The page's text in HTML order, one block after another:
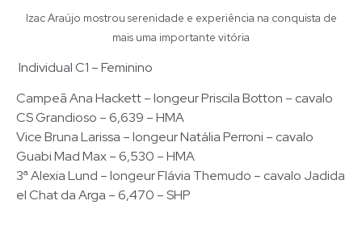
Izac Araújo mostrou serenidade e experiência na conquista de
mais uma importante vitória
Individual C1 – Feminino
Campeã Ana Hackett – longeur Priscila Botton – cavalo
CS Grandioso – 6,639 – HMA
Vice Bruna Larissa – longeur Natália Perroni – cavalo
Guabi Mad Max – 6,530 – HMA
3ª Alexia Lund – longeur Flávia Themudo – cavalo Jadida
el Chat da Arga – 6,470 – SHP